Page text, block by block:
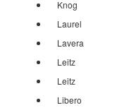
Knog
Laurel
Lavera
Leitz
Leitz
Libero